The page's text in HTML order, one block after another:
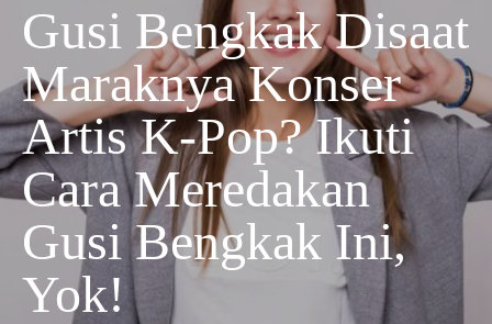
Gusi Bengkak Disaat
Maraknya Konser
Artis K-Pop? Ikuti
Cara Meredakan
Gusi Bengkak Ini,
Yok!